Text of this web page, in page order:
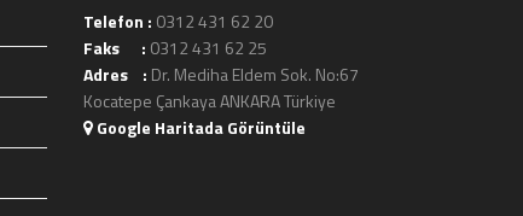
Telefon : 0312 431 62 20
Faks : 0312 431 62 25
Adres : Dr. Mediha Eldem Sok. No:67
Kocatepe Çankaya ANKARA Türkiye
Google Haritada Görüntüle